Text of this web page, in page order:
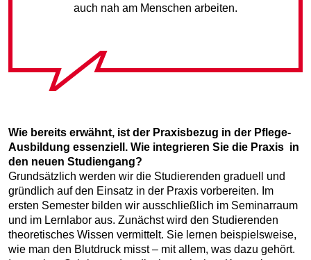
auch nah am Menschen arbeiten.
Wie bereits erwähnt, ist der Praxisbezug in der Pflege-
Ausbildung essenziell. Wie integrieren Sie die Praxis in
den neuen Studiengang?
Grundsätzlich werden wir die Studierenden graduell und
gründlich auf den Einsatz in der Praxis vorbereiten. Im
ersten Semester bilden wir ausschließlich im Seminarraum
und im Lernlabor aus. Zunächst wird den Studierenden
theoretisches Wissen vermittelt. Sie lernen beispielsweise,
wie man den Blutdruck misst – mit allem, was dazu gehört.